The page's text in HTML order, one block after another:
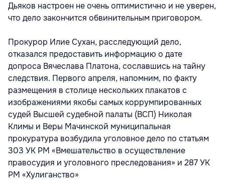
Дьяков настроен не очень оптимистично и не уверен,
что дело закончится обвинительным приговором.
Прокурор Илие Сухан, расследующий дело,
отказался предоставить информацию о дате
допроса Вячеслава Платона, сославшись на тайну
следствия. Первого апреля, напомним, по факту
размещения в столице нескольких плакатов с
изображениями якобы самых коррумпированных
судей Высшей судебной палаты (ВСП) Николая
Климы и Веры Мачинской муниципальная
прокуратура возбудила уголовное дело по статьям
303 УК РМ «Вмешательство в осуществление
правосудия и уголовного преследования» и 287 УК
РМ «Хулиганство»